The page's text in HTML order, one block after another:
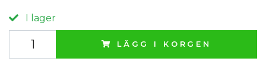
I lager
LÄGG I KORGEN